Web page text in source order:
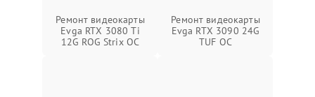
Ремонт видеокарты
Evga RTX 3080 Ti
12G ROG Strix OC
Ремонт видеокарты
Evga RTX 3090 24G
TUF OC